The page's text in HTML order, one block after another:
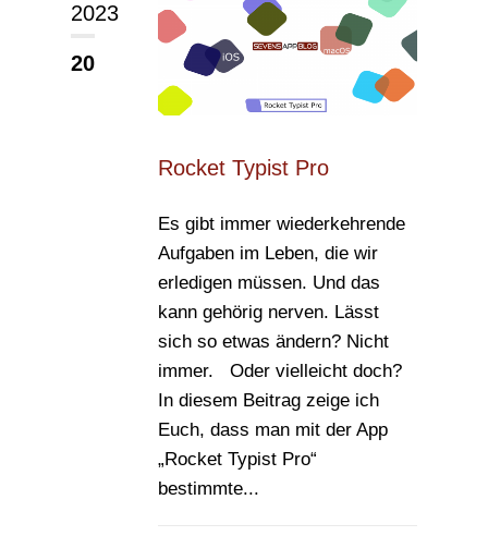
2023
20
Rocket Typist Pro
Es gibt immer wiederkehrende
Aufgaben im Leben, die wir
erledigen müssen. Und das
kann gehörig nerven. Lässt
sich so etwas ändern? Nicht
immer. Oder vielleicht doch?
In diesem Beitrag zeige ich
Euch, dass man mit der App
„Rocket Typist Pro“
bestimmte...